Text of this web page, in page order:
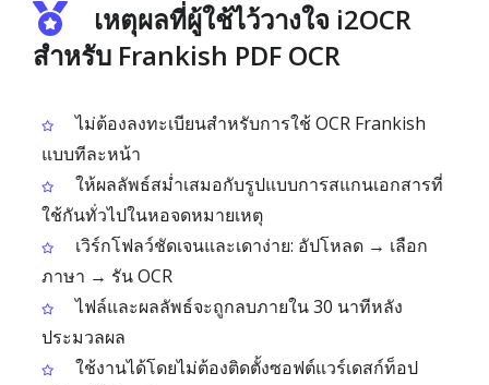
เหตุผลที่ผู้ใช้ไว้วางใจ i2OCR
สำหรับ Frankish PDF OCR
ไม่ต้องลงทะเบียนสำหรับการใช้ OCR Frankish
แบบทีละหน้า
ให้ผลลัพธ์สม่ำเสมอกับรูปแบบการสแกนเอกสารที่
ใช้กันทั่วไปในหอจดหมายเหตุ
เวิร์กโฟลว์ชัดเจนและเดาง่าย: อัปโหลด → เลือก
ภาษา → รัน OCR
ไฟล์และผลลัพธ์จะถูกลบภายใน 30 นาทีหลัง
ประมวลผล
ใช้งานได้โดยไม่ต้องติดตั้งซอฟต์แวร์เดสก์ท็อป